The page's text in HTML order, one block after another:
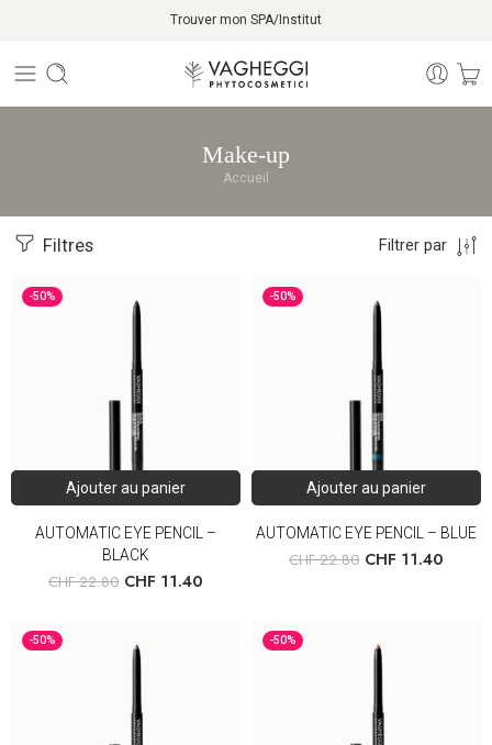
Trouver mon SPA/Institut
Make-up
Accueil
Filtres Filtrer par
-50%
Ajouter au panier
AUTOMATIC EYE PENCIL –
BLACK
CHF22.80 CHF 11.40
-50%
Ajouter au panier
AUTOMATIC EYE PENCIL – BLUE
CHF22.80 CHF 11.40
-50% -50%